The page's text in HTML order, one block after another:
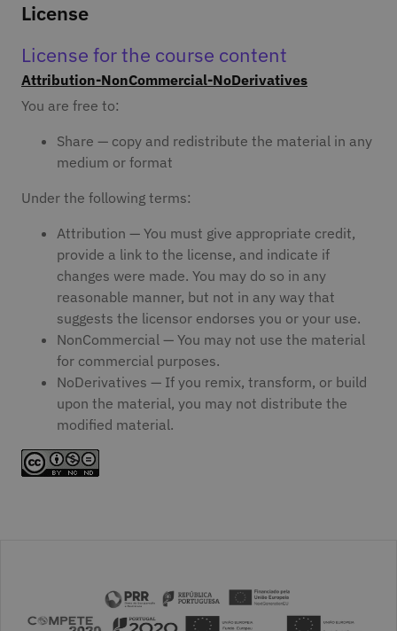
License
License for the course content
Attribution-NonCommercial-NoDerivatives
You are free to:
Share — copy and redistribute the material in any
medium or format
Under the following terms:
Attribution — You must give appropriate credit,
provide a link to the license, and indicate if
changes were made. You may do so in any
reasonable manner, but not in any way that
suggests the licensor endorses you or your use.
NonCommercial — You may not use the material
for commercial purposes.
NoDerivatives — If you remix, transform, or build
upon the material, you may not distribute the
modified material.